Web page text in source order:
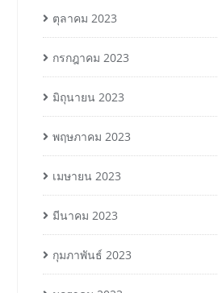
ตุลาคม 2023
กรกฎาคม 2023
มิถุนายน 2023
พฤษภาคม 2023
เมษายน 2023
มีนาคม 2023
กุมภาพันธ์ 2023